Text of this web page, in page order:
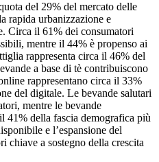
del 29% del mercato delle
rapida urbanizzazione e
Circa il 61% dei consumatori
mentre il 44% è propenso ai
rappresenta circa il 46% del
a base di tè contribuiscono
rappresentano circa il 33%
del digitale. Le bevande salutari
mentre le bevande
41% della fascia demografica più
e l’espansione del
chiave a sostegno della crescita